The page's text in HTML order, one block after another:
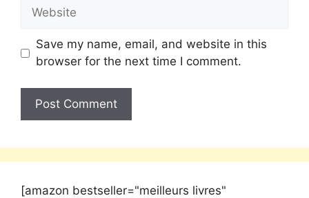
Save my name, email, and website in this
browser for the next time I comment.
[amazon bestseller="meilleurs livres"